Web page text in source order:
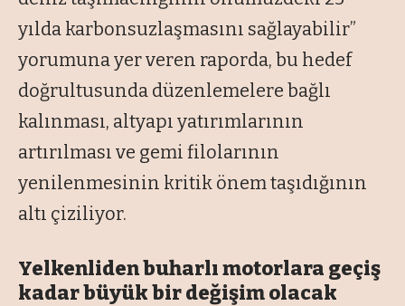
yılda karbonsuzlaşmasını sağlayabilir”
yorumuna yer veren raporda, bu hedef
doğrultusunda düzenlemelere bağlı
kalınması, altyapı yatırımlarının
artırılması ve gemi filolarının
yenilenmesinin kritik önem taşıdığının
altı çiziliyor.
Yelkenliden buharlı motorlara geçiş
kadar büyük bir değişim olacak